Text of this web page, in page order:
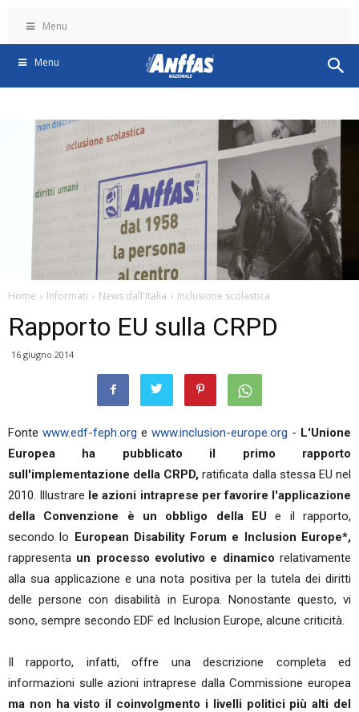
Menu
Menu
Home Informati News dall'Italia Inclusione scolastica
Rapporto EU sulla CRPD
16 giugno 2014
Fonte www.edf-feph.org e www.inclusion-europe.org - L'Unione
Europea ha pubblicato il primo rapporto
sull'implementazione della CRPD,ratificata dalla stessa EU nel
2010. Illustrare le azioni intraprese per favorire l'applicazione
della Convenzione è un obbligo della EU e il rapporto,
secondo lo European Disability Forum e Inclusion Europe*,
rappresenta un processo evolutivo e dinamico relativamente
alla sua applicazione e una nota positiva per la tutela dei diritti
delle persone con disabilità in Europa. Nonostante questo, vi
sono, sempre secondo EDF ed Inclusion Europe, alcune criticità.
Il rapporto, infatti, offre una descrizione completa ed
informazioni sulle azioni intraprese dalla Commissione europea
ma non ha visto il coinvolgmento i livelli politici più alti del